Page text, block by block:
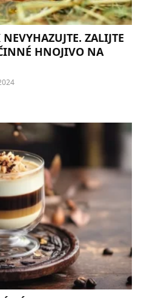
ZALIJTE
HNOJIVO NA